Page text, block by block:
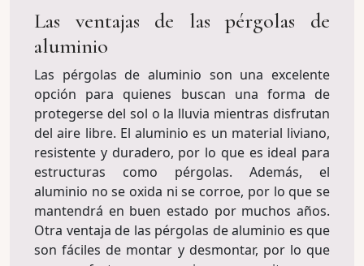
Las ventajas de las pérgolas de
aluminio
Las pérgolas de aluminio son una excelente
opción para quienes buscan una forma de
protegerse del sol o la lluvia mientras disfrutan
del aire libre. El aluminio es un material liviano,
resistente y duradero, por lo que es ideal para
estructuras como pérgolas. Además, el
aluminio no se oxida ni se corroe, por lo que se
mantendrá en buen estado por muchos años.
Otra ventaja de las pérgolas de aluminio es que
son fáciles de montar y desmontar, por lo que